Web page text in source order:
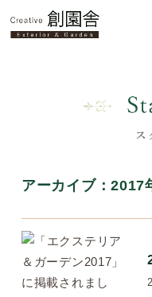
アーカイブ：2017